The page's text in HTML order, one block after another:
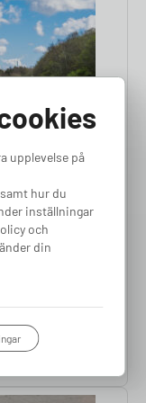
73 procent –
att minska
i en ny
Transportation
för flera olika
upplevelse på
hur du
inställningar
och
din